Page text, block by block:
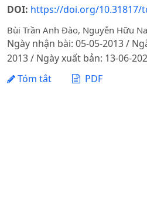
DOI: https://doi.org/10.31817/
Bùi Trần Anh Đào, Nguyễn Hữu
Ngày nhận bài: 05-05-2013 /
2013 / Ngày xuất bản: 13-06-
Tóm tắt
PDF